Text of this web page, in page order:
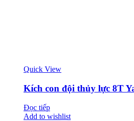
Quick View
Kích con đội thủy lực 8T
Đọc tiếp
Add to wishlist